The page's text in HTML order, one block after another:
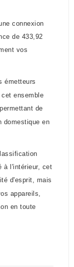
connexion
de 433,92
vos
émetteurs
ensemble
de
domestique en
à l'intérieur, cet
d'esprit, mais
appareils,
en toute